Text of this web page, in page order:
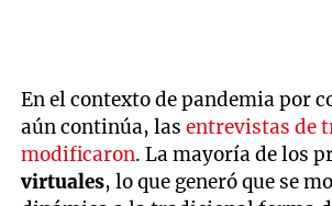
En el contexto de pandemia por
aún continúa, lasentrevistas de
modificaron. La mayoría de los
virtuales, lo que generó que se